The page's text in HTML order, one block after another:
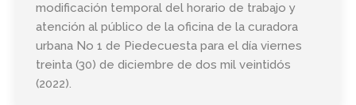
modificación temporal del horario de trabajo y
atención al público de la oficina de la curadora
urbana No 1 de Piedecuesta para el día viernes
treinta (30) de diciembre de dos mil veintidós
(2022).